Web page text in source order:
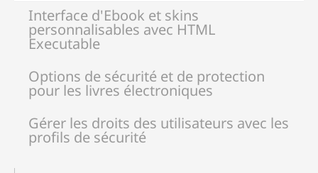
Interface d'Ebook et skins
personnalisables avec HTML
Executable
Options de sécurité et de protection
pour les livres électroniques
Gérer les droits des utilisateurs avec les
profils de sécurité